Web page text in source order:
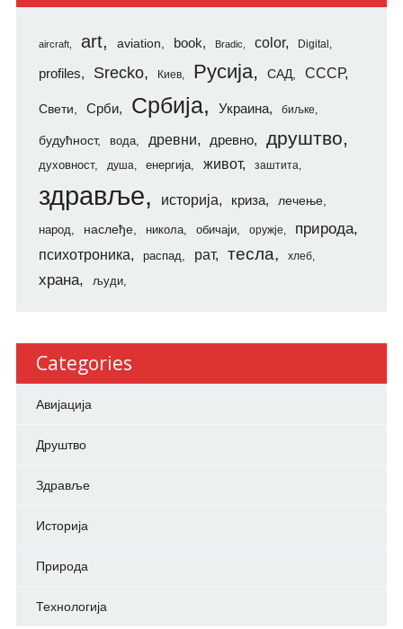
aircraft art aviation book Bradic color Digital
profiles Srecko Киев Русија САД СССР
Свети Срби Србија Украина биљке
будућност вода древни древно друштво
духовност душа енергија живот заштита
здравље историја криза лечење
народ наслеђе никола обичаји оружје природа
психотроника распад рат тесла хлеб
храна људи
Categories
Авијација
Друштво
Здравље
Историја
Природа
Технологија